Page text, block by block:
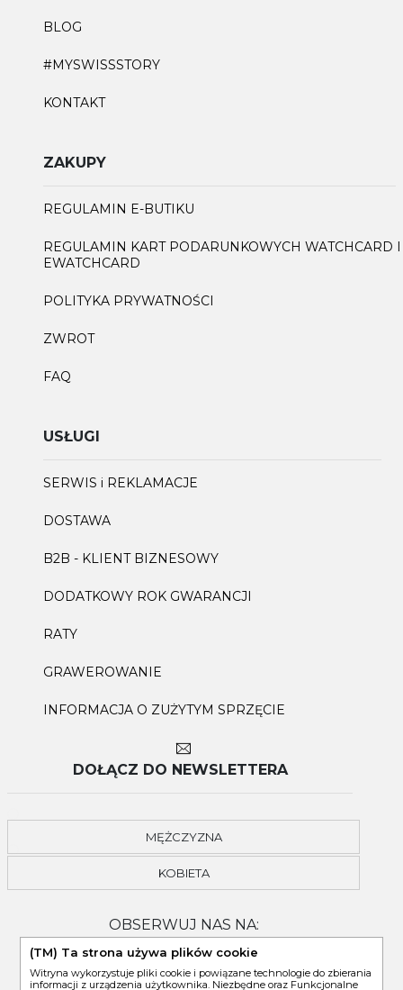
BLOG
#MYSWISSSTORY
KONTAKT
ZAKUPY
REGULAMIN E-BUTIKU
REGULAMIN KART PODARUNKOWYCH WATCHCARD I
EWATCHCARD
POLITYKA PRYWATNOŚCI
ZWROT
FAQ
USŁUGI
SERWIS i REKLAMACJE
DOSTAWA
B2B - KLIENT BIZNESOWY
DODATKOWY ROK GWARANCJI
RATY
GRAWEROWANIE
INFORMACJA O ZUŻYTYM SPRZĘCIE
DOŁĄCZ DO NEWSLETTERA
MĘŻCZYZNA
KOBIETA
OBSERWUJ NAS NA:
(TM) Ta strona używa plików cookie
Witryna wykorzystuje pliki cookie i powiązane technologie do zbierania
informacji z urządzenia użytkownika. Niezbędne oraz Funkcjonalne